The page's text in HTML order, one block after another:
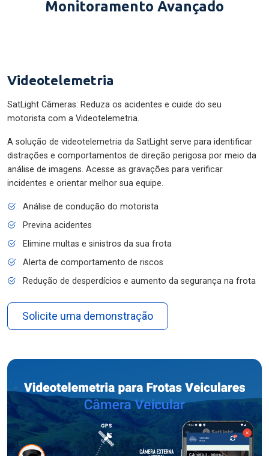
Monitoramento Avançado
Videotelemetria
SatLight Câmeras: Reduza os acidentes e cuide do seu
motorista com a Videotelemetria.
A solução de videotelemetria da SatLight serve para identificar
distrações e comportamentos de direção perigosa por meio da
análise de imagens. Acesse as gravações para verificar
incidentes e orientar melhor sua equipe.
Análise de condução do motorista
Previna acidentes
Elimine multas e sinistros da sua frota
Alerta de comportamento de riscos
Redução de desperdícios e aumento da segurança na frota
Solicite uma demonstração